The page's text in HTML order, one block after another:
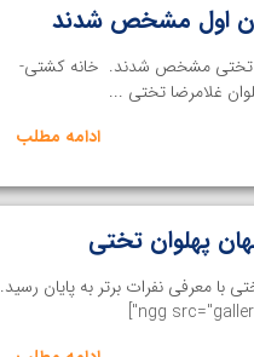
اول مشخص شدند
تختی مشخص شدند. خانه کشتی-
غلامرضا تختی ...
ادامه مطلب
پهلوان تختی
معرفی نفرات برتر به پایان رسید.